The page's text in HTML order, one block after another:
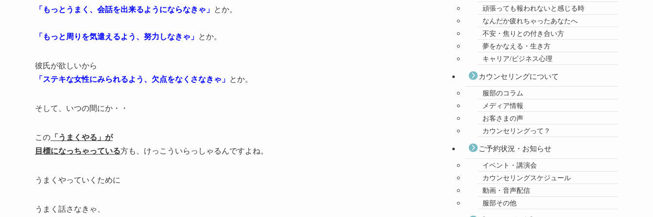
「もっとうまく、会話を出来るようにならなきゃ」 とか。
「もっと周りを気遣えるよう、努力しなきゃ」 とか。
彼氏が欲しいから
「ステキな女性にみられるよう、欠点をなくさなきゃ」 とか。
そして、いつの間にか・・
この 「うまくやる」が
目標になっちゃっている方も、けっこういらっしゃるんですよね。
うまくやっていくために
うまく話さなきゃ、
頑張っても報われないと感じる時
なんだか疲れちゃったあなたへ
不安・焦りとの付き合い方
夢をかなえる・生き方
キャリア/ビジネス心理
カウンセリングについて
服部のコラム
メディア情報
お客さまの声
カウンセリングって？
ご予約状況・お知らせ
イベント・講演会
カウンセリングスケジュール
動画・音声配信
服部その他